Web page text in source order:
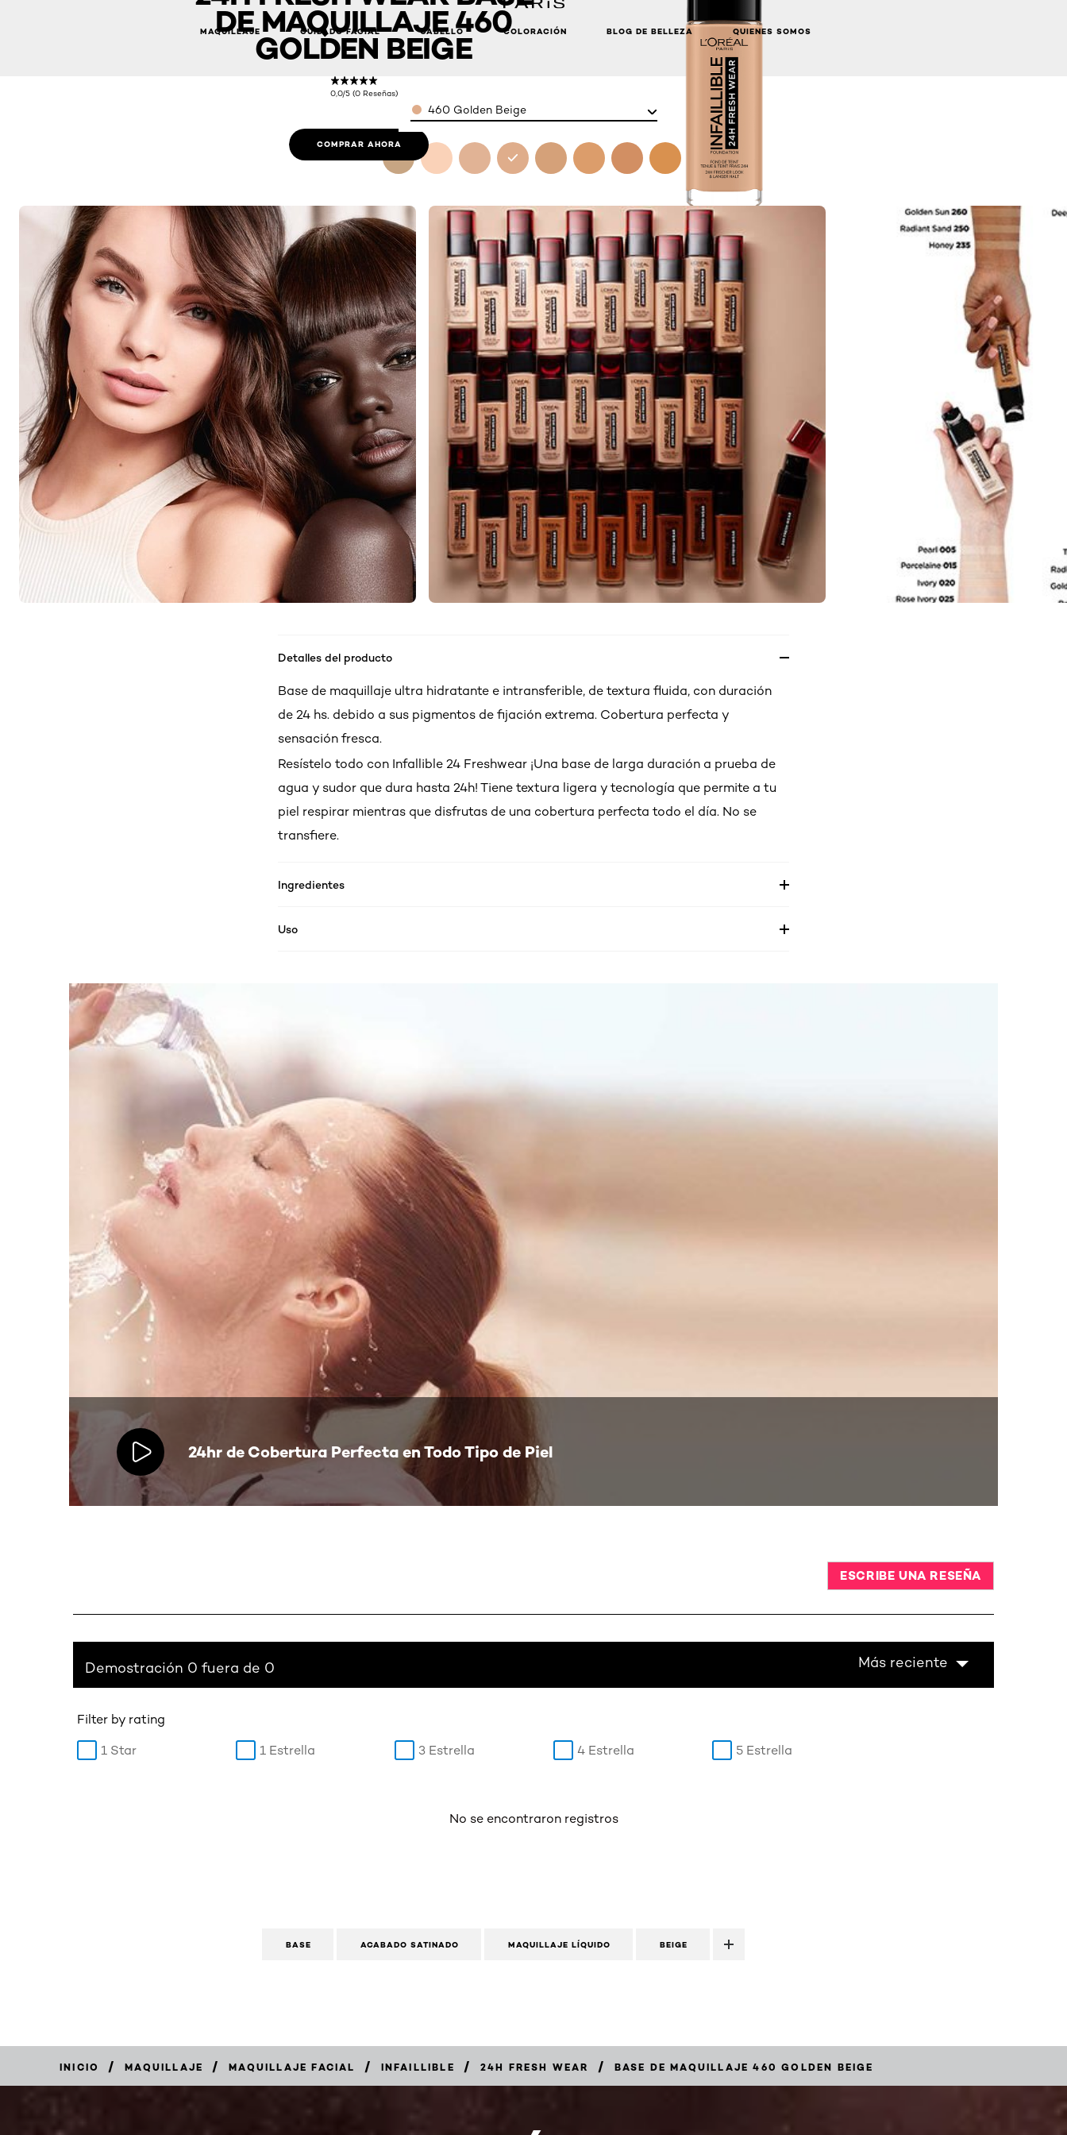
MAQUILLAJE CUIDADO FACIAL CABELLO COLORACIÓN BLOG DE BELLEZA QUIENES SOMOS
DE MAQUILLAJE 460
GOLDEN BEIGE
0,0/5 (0 Reseñas)
COMPRAR AHORA
Color460 Golden Beige
NEXT CARD
Detalles del producto
Base de maquillaje ultra hidratante e intransferible, de textura fluida, con duración
de 24 hs. debido a sus pigmentos de fijación extrema. Cobertura perfecta y
sensación fresca.
Resístelo todo con Infallible 24 Freshwear ¡Una base de larga duración a prueba de
agua y sudor que dura hasta 24h! Tiene textura ligera y tecnología que permite a tu
piel respirar mientras que disfrutas de una cobertura perfecta todo el día. No se
transfiere.
Ingredientes
Uso
24hr de Cobertura Perfecta en Todo Tipo de Piel
ESCRIBE UNA RESEÑA
Demostración 0 fuera de 0 Más reciente
Filter by rating
1 Star 1 Estrella 3 Estrella 4 Estrella 5 Estrella
No se encontraron registros
BASE ACABADO SATINADO MAQUILLAJE LÍQUIDO BEIGE
INICIO / MAQUILLAJE / MAQUILLAJE FACIAL / INFAILLIBLE / 24H FRESH WEAR / BASE DE MAQUILLAJE 460 GOLDEN BEIGE